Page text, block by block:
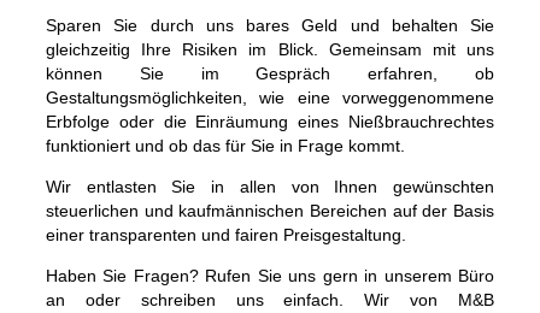
Sparen Sie durch uns bares Geld und behalten Sie
gleichzeitig Ihre Risiken im Blick. Gemeinsam mit uns
können Sie im Gespräch erfahren, ob
Gestaltungsmöglichkeiten, wie eine vorweggenommene
Erbfolge oder die Einräumung eines Nießbrauchrechtes
funktioniert und ob das für Sie in Frage kommt.
Wir entlasten Sie in allen von Ihnen gewünschten
steuerlichen und kaufmännischen Bereichen auf der Basis
einer transparenten und fairen Preisgestaltung.
Haben Sie Fragen? Rufen Sie uns gern in unserem Büro
an oder schreiben uns einfach. Wir von M&B